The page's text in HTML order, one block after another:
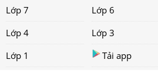
Lớp 7
Lớp 6
Lớp 4
Lớp 3
Lớp 1
Tải app